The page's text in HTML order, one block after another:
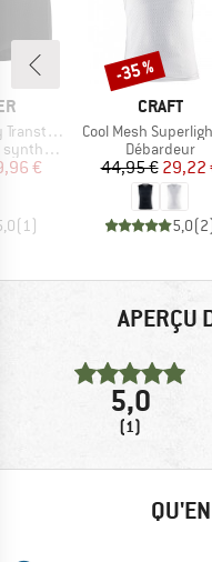
Light
réduit
€
(1)
MARQUE
CRAFT
Article
Cool Mesh
Product group
Débardeur
Prix
44,95 €Prix
29,22
5,0(2)
Remise
-35 %
APERÇU
5,0
(1)